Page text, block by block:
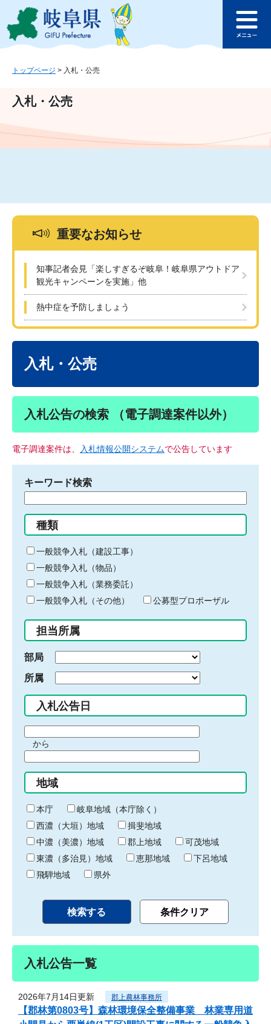
ジ
ュ
文
このページの本文へ
ュ
トップページ > 入札・公売
入札・公売
重要なお知らせ
知事記者会見「楽しすぎるぞ岐阜！岐阜県アウトドア
観光キャンペーンを実施」他
熱中症を予防しましょう
入札・公売
入札公告の検索 （電子調達案件以外）
電子調達案件は、 入札情報公開システムで公告しています
キーワード検索
る
キ
ー
ワ
ー
ド
入
力
種類
一般競争入札（建設工事）
一般競争入札（物品）
一般競争入札（業務委託）
一般競争入札（その他）
公募型プロポーザル
担当所属
部局
所属
入札公告日
間
始
り
から
間
終
わ
り
地域
本庁
岐阜地域（本庁除く）
西濃（大垣）地域
揖斐地域
中濃（美濃）地域
郡上地域
可茂地域
東濃（多治見）地域
恵那地域
下呂地域
飛騨地域
県外
入札公告一覧
2026年7月14日更新 郡上農林事務所
【郡林第0803号】森林環境保全整備事業 林業専用道